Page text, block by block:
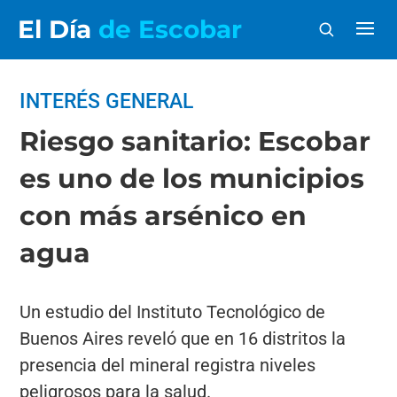
El Día de Escobar
INTERÉS GENERAL
Riesgo sanitario: Escobar
es uno de los municipios
con más arsénico en
agua
Un estudio del Instituto Tecnológico de
Buenos Aires reveló que en 16 distritos la
presencia del mineral registra niveles
peligrosos para la salud.